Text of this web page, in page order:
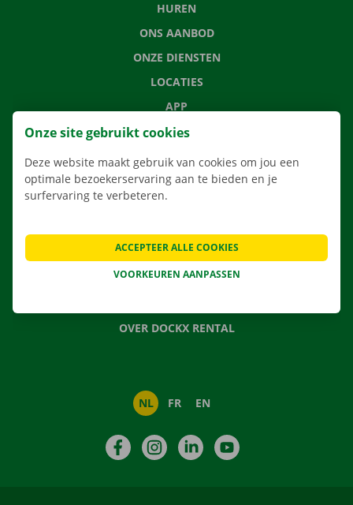
HUREN
ONS AANBOD
ONZE DIENSTEN
LOCATIES
APP
VERHUISOPLOSSINGEN
NIEUWS
CADEAUBON
OVER DOCKX RENTAL
NL FR EN
FacebookInstagramLinkedIn
Onze site gebruikt cookies
Deze website maakt gebruik van cookies om jou een
optimale bezoekerservaring aan te bieden en je
surfervaring te verbeteren.
VOORKEUREN AANPASSEN
ACCEPTEER ALLE COOKIES